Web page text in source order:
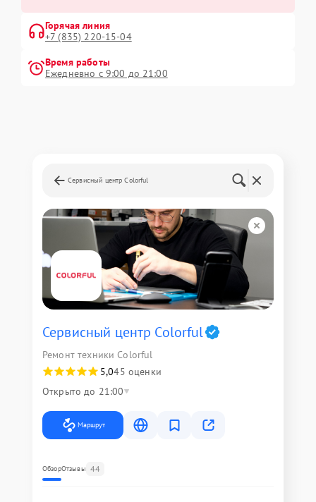
Горячая линия
+7 (835) 220-15-04
Время работы
Ежедневно с 9:00 до 21:00
Сервисный центр Colorful
Сервисный центр Colorful
Ремонт техники Colorful
5,045 оценки
Открыто до 21:00
Маршрут
ОбзорОтзывы 44